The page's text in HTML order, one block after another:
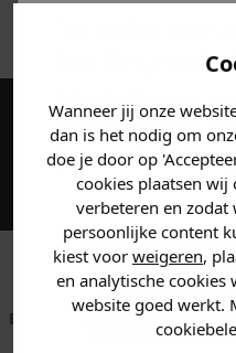
Wanneer jij onze
dan is het nodig om
doe je door op
cookies plaatsen wij
verbeteren en
persoonlijke content
kiest voor weigeren,
en analytische cookies
website goed werkt.
Maak een
korting op je
Betaal achteraf met
Voor
is
korting
Vertel ons
zoek bent
jouw